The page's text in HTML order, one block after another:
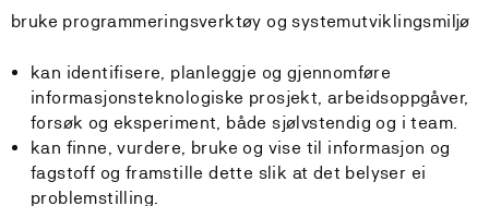
bruke programmeringsverktøy og systemutviklingsmiljø
kan identifisere, planleggje og gjennomføre
informasjonsteknologiske prosjekt, arbeidsoppgåver,
forsøk og eksperiment, både sjølvstendig og i team.
kan finne, vurdere, bruke og vise til informasjon og
fagstoff og framstille dette slik at det belyser ei
problemstilling.